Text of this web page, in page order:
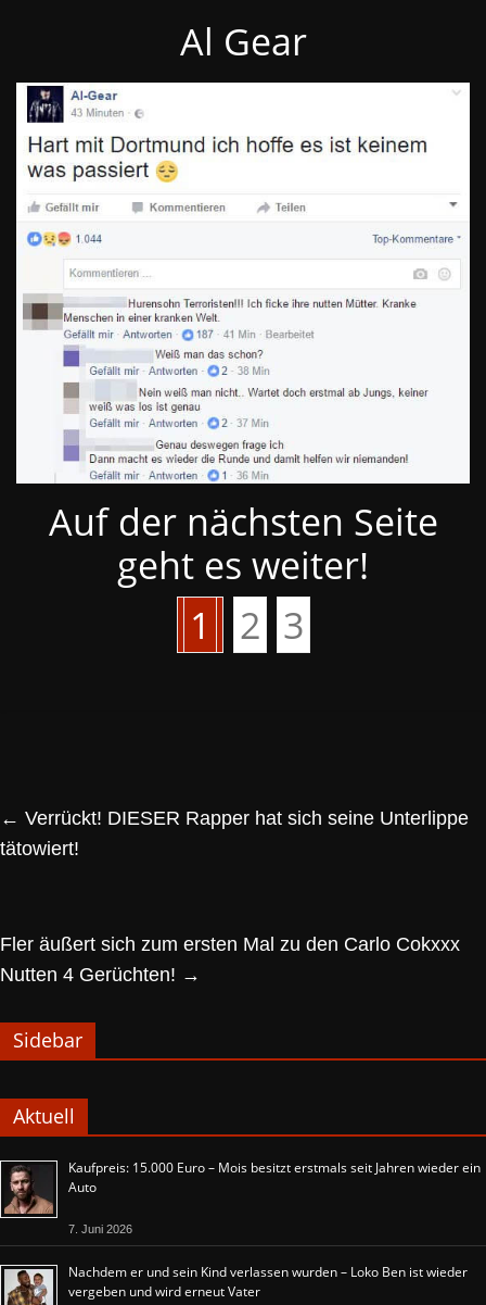
Al Gear
Auf der nächsten Seite
geht es weiter!
1
2 3
← Verrückt! DIESER Rapper hat sich seine Unterlippe
tätowiert!
Fler äußert sich zum ersten Mal zu den Carlo Cokxxx
Nutten 4 Gerüchten! →
Sidebar
Aktuell
Kaufpreis: 15.000 Euro – Mois besitzt erstmals seit Jahren wieder ein
Auto
7. Juni 2026
Nachdem er und sein Kind verlassen wurden – Loko Ben ist wieder
vergeben und wird erneut Vater